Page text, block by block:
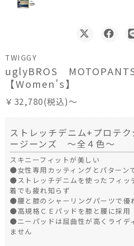
TWIGGY
uglyBROS
【Women's】
￥32,780(税込)～
ストレッチデニム+プロテ
ージーンズ ～全４色～
スキニーフィットが美しい
●女性専用カッティングとパターン
●ストレッチデニムを使ったフィッ
着でも疲れ知らず
●腰と膝のシャーリングパーツで優
●高規格ＣＥパッドを膝と腰に採用
●ニーパッドは屈曲性が高くライデ
ません